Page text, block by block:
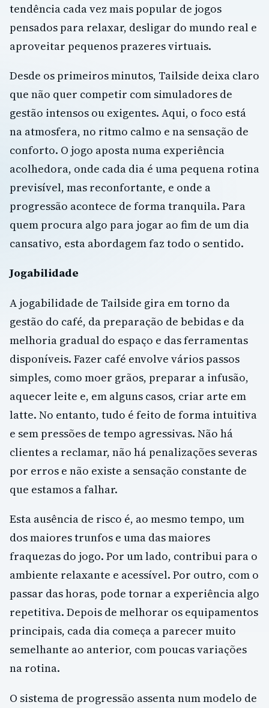
tendência cada vez mais popular de jogos
pensados para relaxar, desligar do mundo real e
aproveitar pequenos prazeres virtuais.
Desde os primeiros minutos, Tailside deixa claro
que não quer competir com simuladores de
gestão intensos ou exigentes. Aqui, o foco está
na atmosfera, no ritmo calmo e na sensação de
conforto. O jogo aposta numa experiência
acolhedora, onde cada dia é uma pequena rotina
previsível, mas reconfortante, e onde a
progressão acontece de forma tranquila. Para
quem procura algo para jogar ao fim de um dia
cansativo, esta abordagem faz todo o sentido.
Jogabilidade
A jogabilidade de Tailside gira em torno da
gestão do café, da preparação de bebidas e da
melhoria gradual do espaço e das ferramentas
disponíveis. Fazer café envolve vários passos
simples, como moer grãos, preparar a infusão,
aquecer leite e, em alguns casos, criar arte em
latte. No entanto, tudo é feito de forma intuitiva
e sem pressões de tempo agressivas. Não há
clientes a reclamar, não há penalizações severas
por erros e não existe a sensação constante de
que estamos a falhar.
Esta ausência de risco é, ao mesmo tempo, um
dos maiores trunfos e uma das maiores
fraquezas do jogo. Por um lado, contribui para o
ambiente relaxante e acessível. Por outro, com o
passar das horas, pode tornar a experiência algo
repetitiva. Depois de melhorar os equipamentos
principais, cada dia começa a parecer muito
semelhante ao anterior, com poucas variações
na rotina.
O sistema de progressão assenta num modelo de